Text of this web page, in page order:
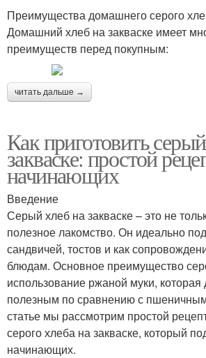
Преимущества домашнего серого
Домашний хлеб на закваске имеет
преимуществ перед покупным:
читать дальше →
Как приготовить
закваске: простой
начинающих
Введение
Серый хлеб на закваске – это не
полезное лакомство. Он идеально
сандвичей, тостов и как
блюдам. Основное преимущество
использование ржаной муки, которая
полезным по сравнению с
статье мы рассмотрим простой
серого хлеба на закваске, который
начинающих.